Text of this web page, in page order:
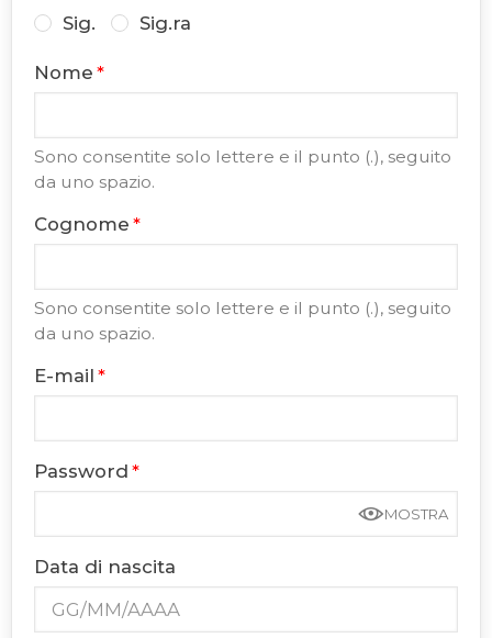
Sig.
Sig.ra
Nome
Sono consentite solo lettere e il punto (.), seguito
da uno spazio.
Cognome
Sono consentite solo lettere e il punto (.), seguito
da uno spazio.
E-mail
Password
MOSTRA
Data di nascita